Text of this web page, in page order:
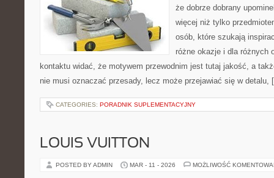
że dobrze dobrany
więcej niż tylko
osób, które szukają
różne okazje i dla różnych
kontaktu widać, że motywem przewodnim jest tutaj jakość, a
nie musi oznaczać przesady, lecz może przejawiać się w
CATEGORIES: PORADNIK SUPLEMENTACYJNY
LOUIS VUITTON
POSTED BY ADMIN MAR - 11 - 2026 MOŻLIWOŚĆ